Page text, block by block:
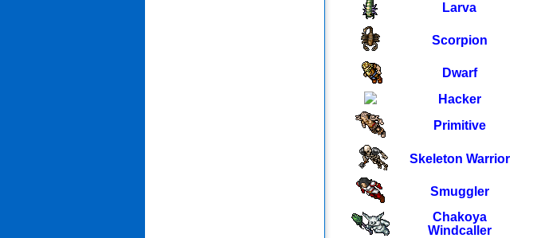
Larva
Scorpion
Dwarf
Hacker
Primitive
Skeleton Warrior
Smuggler
Chakoya
Windcaller